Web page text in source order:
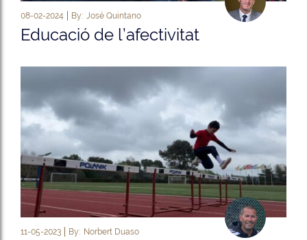
08-02-2024 By: José Quintano
Educació de l’afectivitat
11-05-2023 By: Norbert Duaso